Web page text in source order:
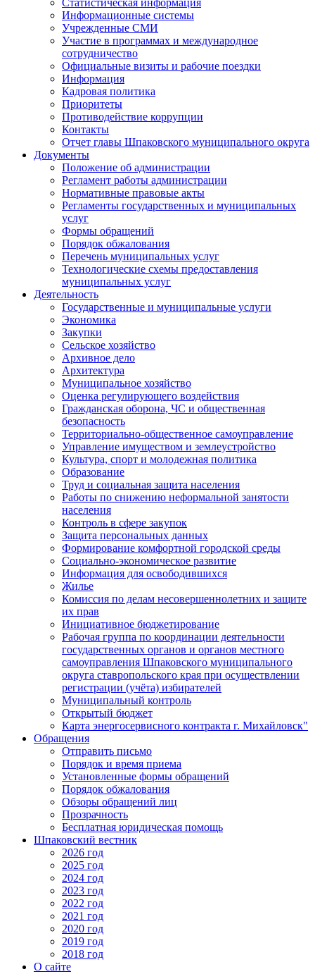
Статистическая информация
Информационные системы
Учрежденные СМИ
Участие в программах и международное
сотрудничество
Официальные визиты и рабочие поездки
Информация
Кадровая политика
Приоритеты
Противодействие коррупции
Контакты
Отчет главы Шпаковского муниципального округа
Документы
Положение об администрации
Регламент работы администрации
Нормативные правовые акты
Регламенты государственных и муниципальных
услуг
Формы обращений
Порядок обжалования
Перечень муниципальных услуг
Технологические схемы предоставления
муниципальных услуг
Деятельность
Государственные и муниципальные услуги
Экономика
Закупки
Сельское хозяйство
Архивное дело
Архитектура
Муниципальное хозяйство
Оценка регулирующего воздействия
Гражданская оборона, ЧС и общественная
безопасность
Территориально-общественное самоуправление
Управление имуществом и землеустройство
Культура, спорт и молодежная политика
Образование
Труд и социальная защита населения
Работы по снижению неформальной занятости
населения
Контроль в сфере закупок
Защита персональных данных
Формирование комфортной городской среды
Социально-экономическое развитие
Информация для освободившихся
Жилье
Комиссия по делам несовершеннолетних и защите
их прав
Инициативное бюджетирование
Рабочая группа по координации деятельности
государственных органов и органов местного
самоуправления Шпаковского муниципального
округа ставропольского края при осуществлении
регистрации (учёта) избирателей
Муниципальный контроль
Открытый бюджет
Карта энергосервисного контракта г. Михайловск"
Обращения
Отправить письмо
Порядок и время приема
Установленные формы обращений
Порядок обжалования
Обзоры обращений лиц
Прозрачность
Бесплатная юридическая помощь
Шпаковский вестник
2026 год
2025 год
2024 год
2023 год
2022 год
2021 год
2020 год
2019 год
2018 год
О сайте